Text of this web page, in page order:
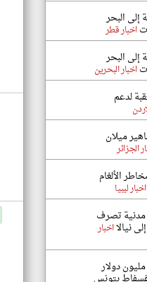
إلى البحر
اخبار قطر
إلى البحر
اخبار البحرين
لدعم
ميلان
الجزائر
الألغام
اخبار ليبيا
مدنية تصرف
نيالااخبار
منحة أمريكية بأكثر من 1.5 مليون دولار